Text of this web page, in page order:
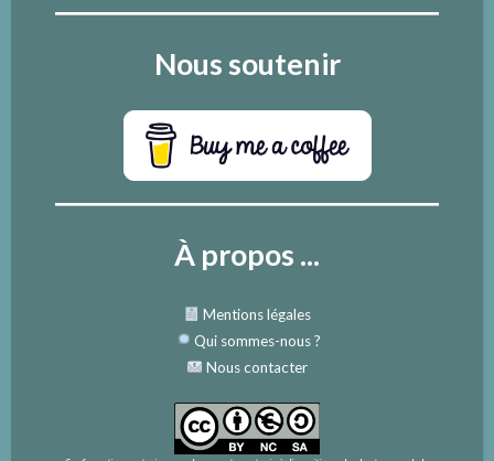
Nous soutenir
À propos ...
Mentions légales
Qui sommes-nous?
Nous contacter